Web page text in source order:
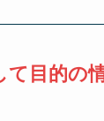
て目的の